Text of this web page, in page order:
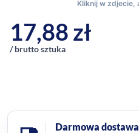
17,88zł
/ brutto sztuka
Darmowa dostawa